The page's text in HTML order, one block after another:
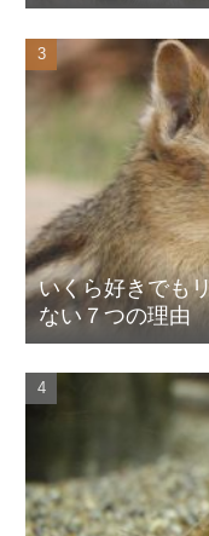
いくら好きでも
ない７つの理由